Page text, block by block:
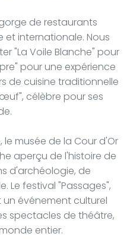
de restaurants
internationale. Nous
"La Voile Blanche" pour
pour une expérience
de cuisine traditionnelle
célèbre pour ses
le musée de la Cour d'Or
aperçu de l'histoire de
d'archéologie, de
Le festival "Passages",
événement culturel
spectacles de théâtre,
entier.